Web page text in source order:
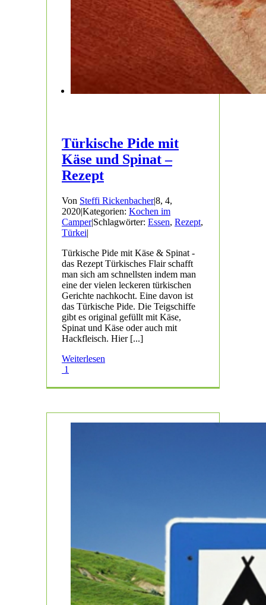
Türkische Pide mit
Käse und Spinat –
Rezept
Von Steffi Rickenbacher|8, 4,
2020|Kategorien: Kochen im
Camper|Schlagwörter: Essen, Rezept,
Türkei|
Türkische Pide mit Käse & Spinat -
das Rezept Türkisches Flair schafft
man sich am schnellsten indem man
eine der vielen leckeren türkischen
Gerichte nachkocht. Eine davon ist
das Türkische Pide. Die Teigschiffe
gibt es original gefüllt mit Käse,
Spinat und Käse oder auch mit
Hackfleisch. Hier [...]
Weiterlesen
1